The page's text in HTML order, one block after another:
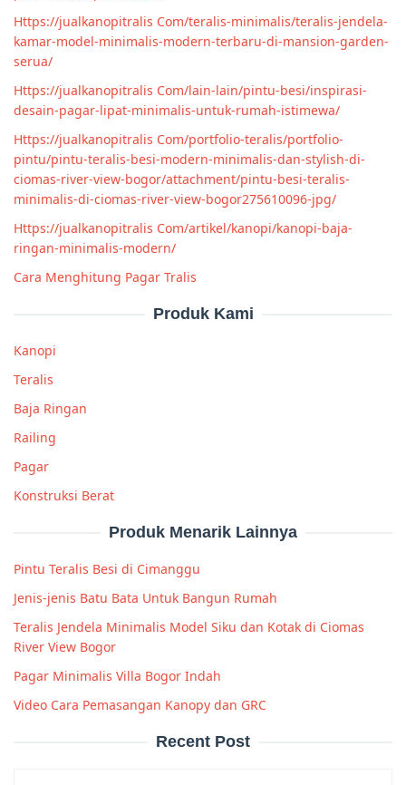
Https://jualkanopitralis Com/teralis-minimalis/teralis-jendela-
kamar-model-minimalis-modern-terbaru-di-mansion-garden-
serua/
Https://jualkanopitralis Com/lain-lain/pintu-besi/inspirasi-
desain-pagar-lipat-minimalis-untuk-rumah-istimewa/
Https://jualkanopitralis Com/portfolio-teralis/portfolio-
pintu/pintu-teralis-besi-modern-minimalis-dan-stylish-di-
ciomas-river-view-bogor/attachment/pintu-besi-teralis-
minimalis-di-ciomas-river-view-bogor275610096-jpg/
Https://jualkanopitralis Com/artikel/kanopi/kanopi-baja-
ringan-minimalis-modern/
Cara Menghitung Pagar Tralis
Produk Kami
Kanopi
Teralis
Baja Ringan
Railing
Pagar
Konstruksi Berat
Produk Menarik Lainnya
Pintu Teralis Besi di Cimanggu
Jenis-jenis Batu Bata Untuk Bangun Rumah
Teralis Jendela Minimalis Model Siku dan Kotak di Ciomas
River View Bogor
Pagar Minimalis Villa Bogor Indah
Video Cara Pemasangan Kanopy dan GRC
Recent Post